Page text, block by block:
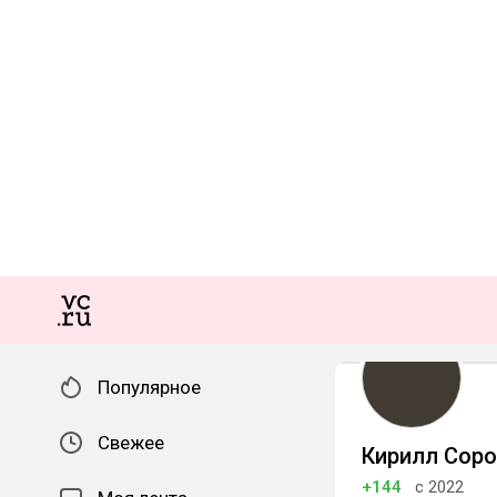
Популярное
Свежее Кирилл
+144 с 2022